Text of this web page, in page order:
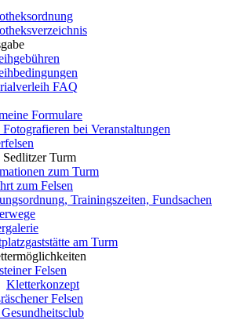
FAQ
Formulare
bei Veranstaltungen
Turm
zum Turm
zum Felsen
Trainingszeiten, Fundsachen
am Turm
Felsen
Kletterkonzept
Felsen